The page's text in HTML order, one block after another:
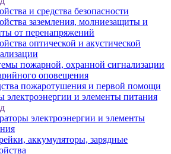
и средства безопасности
заземления, молниезащиты и
от перенапряжений
оптической и акустической
пожарной, охранной сигнализации
оповещения
пожаротушения и первой помощи
электроэнергии и элементы питания
электроэнергии и элементы
аккумуляторы, зарядные